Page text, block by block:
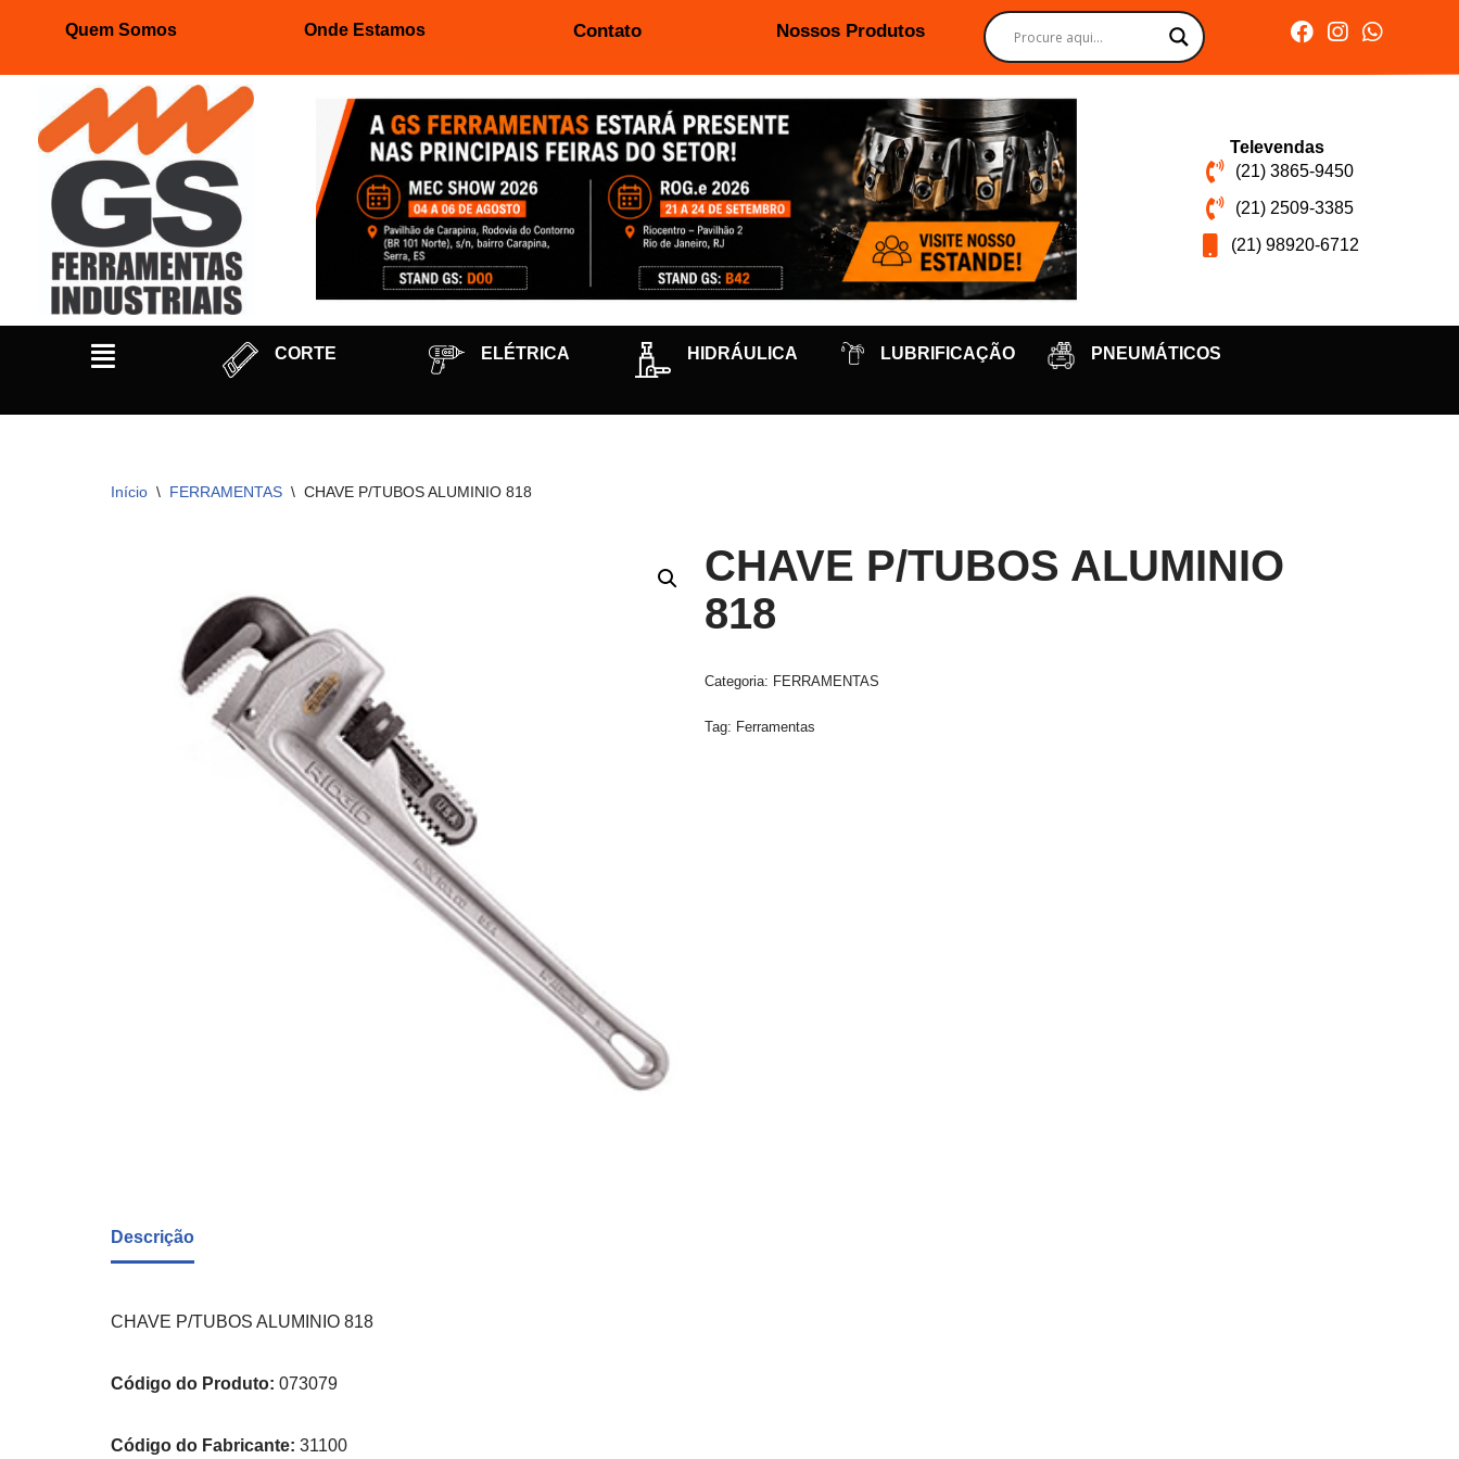
conteúdo
Quem Somos Onde Estamos Contato Nossos Produtos
Televendas
(21) 3865-9450
(21) 2509-3385
(21) 98920-6712
CORTE ELÉTRICA HIDRÁULICA LUBRIFICAÇÃO PNEUMÁTICOS
Início \ FERRAMENTAS \ CHAVE P/TUBOS ALUMINIO 818
CHAVE P/TUBOS ALUMINIO
818
Categoria: FERRAMENTAS
Tag: Ferramentas
Descrição
CHAVE P/TUBOS ALUMINIO 818
Código do Produto: 073079
Código do Fabricante: 31100